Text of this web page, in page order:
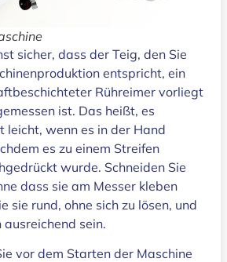
sicher, dass der Teig, den Sie
entspricht, ein
Rühreimer vorliegt
ist. Das heißt, es
leicht, wenn es in der Hand
es zu einem Streifen
wurde. Schneiden Sie
dass sie am Messer kleben
sie rund, ohne sich zu lösen, und
sein.
vor dem Starten der Maschine